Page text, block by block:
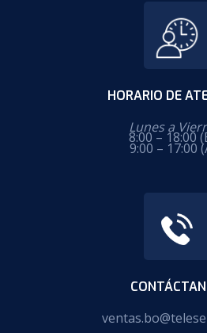
HORARIO DE
Lunes a
8:00 – 18:00
9:00 – 17:00